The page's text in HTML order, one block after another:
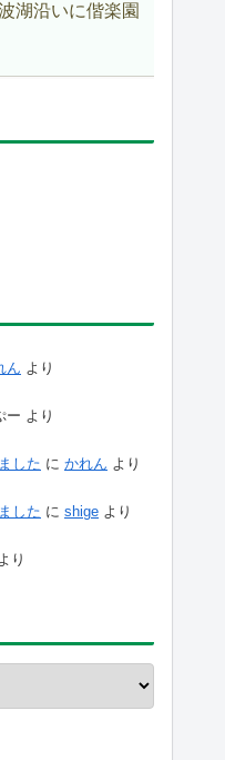
湖沿いに偕楽園
ん より
ー より
した に かれん より
した に shige より
り